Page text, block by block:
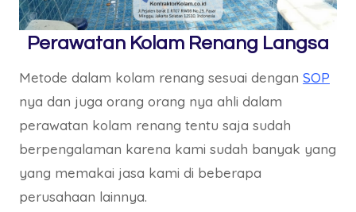
Perawatan Kolam Renang Langsa
Metode dalam kolam renang sesuai dengan SOP
nya dan juga orang orang nya ahli dalam
perawatan kolam renang tentu saja sudah
berpengalaman karena kami sudah banyak yang
yang memakai jasa kami di beberapa
perusahaan lainnya.